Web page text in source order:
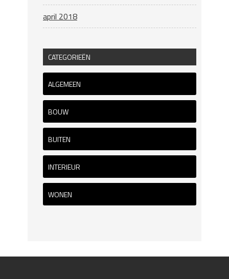
april 2018
CATEGORIEËN
ALGEMEEN
BOUW
BUITEN
INTERIEUR
WONEN